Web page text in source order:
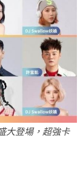
大登場，超強卡